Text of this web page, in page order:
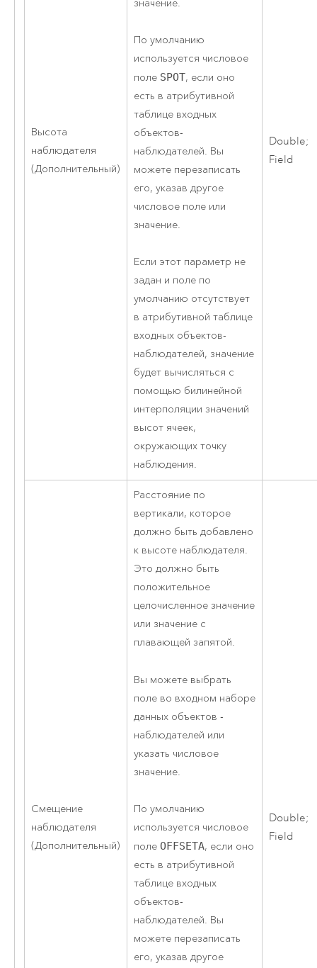
Высота
наблюдателя
(Дополнительный)
значение.
По умолчанию
используется числовое
поле SPOT, если оно
есть в атрибутивной
таблице входных
объектов-
наблюдателей. Вы
можете перезаписать
его, указав другое
числовое поле или
значение.
Если этот параметр не
задан и поле по
умолчанию отсутствует
в атрибутивной таблице
входных объектов-
наблюдателей, значение
будет вычисляться с
помощью билинейной
интерполяции значений
высот ячеек,
окружающих точку
наблюдения.
Double;
Field
Смещение
наблюдателя
(Дополнительный)
Расстояние по
вертикали, которое
должно быть добавлено
к высоте наблюдателя.
Это должно быть
положительное
целочисленное значение
или значение с
плавающей запятой.
Вы можете выбрать
поле во входном наборе
данных объектов -
наблюдателей или
указать числовое
значение.
По умолчанию
используется числовое
поле OFFSETA, если оно
есть в атрибутивной
таблице входных
объектов-
наблюдателей. Вы
можете перезаписать
его, указав другое
Double;
Field